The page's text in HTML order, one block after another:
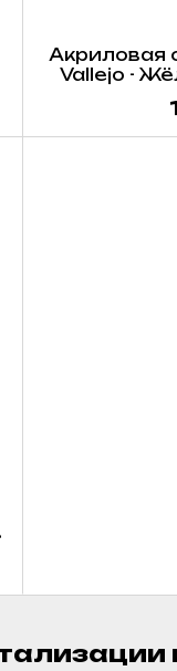
Акриловая
Vallejo -